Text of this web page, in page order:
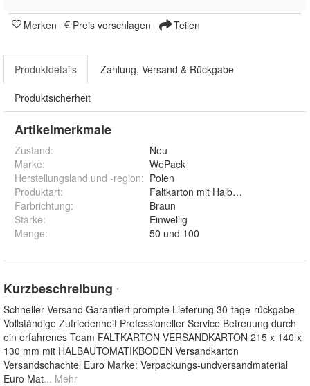
Merken Preis vorschlagen Teilen
Produktdetails Zahlung, Versand & Rückgabe
Produktsicherheit
Artikelmerkmale
Zustand:
Neu
Marke:
WePack
Herstellungsland und -region: Polen
Produktart:
Faltkarton mit Halbautomatikboden
Farbrichtung:
Braun
Stärke:
Einwellig
Menge: 50 und 100
Kurzbeschreibung *
Schneller Versand Garantiert prompte Lieferung 30-tage-rückgabe
Vollständige Zufriedenheit Professioneller Service Betreuung durch
ein erfahrenes Team FALTKARTON VERSANDKARTON 215 x 140 x
130 mm mit HALBAUTOMATIKBODEN Versandkarton
Versandschachtel Euro Marke: Verpackungs-undversandmaterial
Euro Mat... Mehr